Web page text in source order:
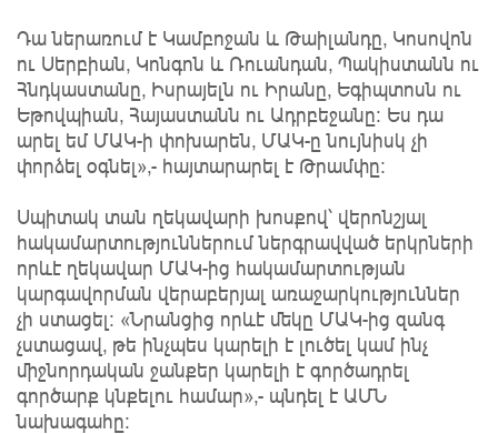
Դա ներառում է Կամբոջան և Թաիլանդը, Կոսովոն
ու Սերբիան, Կոնգոն և Ռուանդան, Պակիստանն ու
Հնդկաստանը, Իսրայելն ու Իրանը, Եգիպտոսն ու
Եթովպիան, Հայաստանն ու Ադրբեջանը: Ես դա
արել եմ ՄԱԿ-ի փոխարեն, ՄԱԿ-ը նույնիսկ չի
փորձել օգնել»,- հայտարարել է Թրամփը:
Սպիտակ տան ղեկավարի խոսքով՝ վերոնշյալ
հակամարտություններում ներգրավված երկրների
որևէ ղեկավար ՄԱԿ-ից հակամարտության
կարգավորման վերաբերյալ առաջարկություններ
չի ստացել: «Նրանցից որևէ մեկը ՄԱԿ-ից զանգ
չստացավ, թե ինչպես կարելի է լուծել կամ ինչ
միջնորդական ջանքեր կարելի է գործադրել
գործարք կնքելու համար»,- պնդել է ԱՄՆ
նախագահը: